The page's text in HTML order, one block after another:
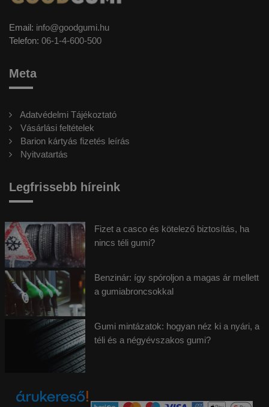
Email: info@goodgumi.hu
Telefon: 06-1-4-600-500
Meta
Adatvédelmi Tájékoztató
Vásárlási feltételek
Barion kártyás fizetés leírás
Nyitvatartás
Legfrissebb híreink
Fizet a casco és kötelező biztosítás, ha
nincs téli gumi?
Benzinár: így spóroljon a magas ár mellett
a gumiabroncsokkal
Gumi mintázatok: hogyan néz ki a nyári, a
téli és a négyévszakos gumi?